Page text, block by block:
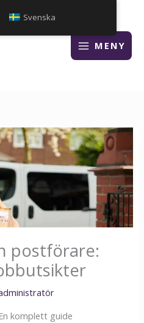
MENY
postförare:
komplett guide
Svenska